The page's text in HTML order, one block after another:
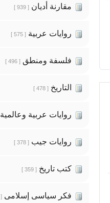
مقارنة أديان [ 939 ]
روايات عربية [ 575 ]
فلسفة ومنطق [ 496 ]
التاريخ [ 478 ]
روايات عربية وعالمية
روايات جيب [ 378 ]
كتب تاريخ [ 359 ]
فكر سياسى إسلامى [ 356 ]